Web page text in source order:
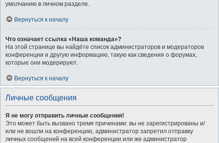
умолчанию в личном разделе.
Вернуться к началу
Что означает ссылка «Наша команда»?
На этой странице вы найдёте список администраторов и модераторов
конференции и другую информацию, такую как сведения о форумах,
которые они модерируют.
Вернуться к началу
Личные сообщения
Я не могу отправить личные сообщения!
Это может быть вызвано тремя причинами: вы не зарегистрированы и/
или не вошли на конференцию, администратор запретил отправку
личных сообщений на всей конференции или же администратор